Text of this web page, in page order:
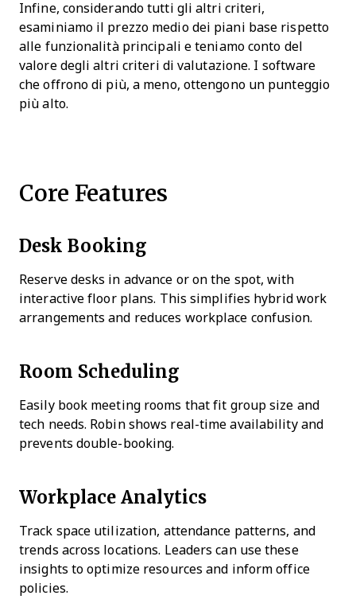
Infine, considerando tutti gli altri criteri,
esaminiamo il prezzo medio dei piani base rispetto
alle funzionalità principali e teniamo conto del
valore degli altri criteri di valutazione. I software
che offrono di più, a meno, ottengono un punteggio
più alto.
Core Features
Desk Booking
Reserve desks in advance or on the spot, with
interactive floor plans. This simplifies hybrid work
arrangements and reduces workplace confusion.
Room Scheduling
Easily book meeting rooms that fit group size and
tech needs. Robin shows real-time availability and
prevents double-booking.
Workplace Analytics
Track space utilization, attendance patterns, and
trends across locations. Leaders can use these
insights to optimize resources and inform office
policies.